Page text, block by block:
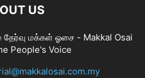
US
மக்கள் ஓசை - Makkal Osai
People's Voice